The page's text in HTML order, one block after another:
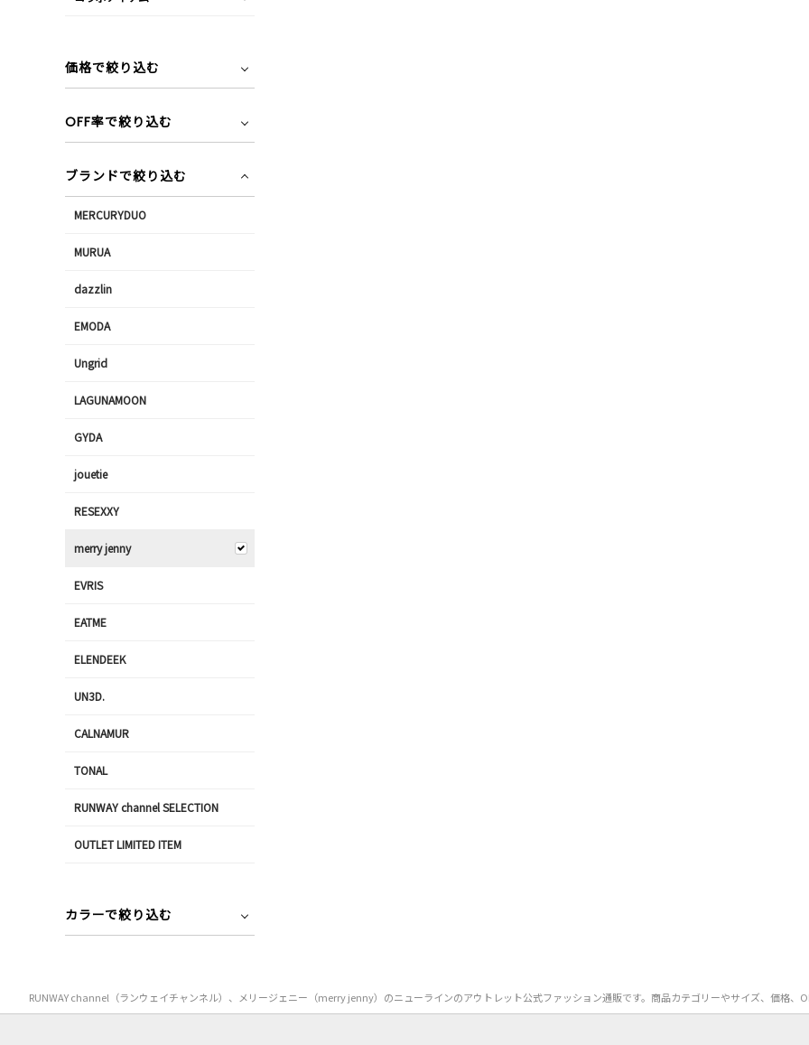
価格で絞り込む
OFF率で絞り込む
ブランドで絞り込む
MERCURYDUO
MURUA
dazzlin
EMODA
Ungrid
LAGUNAMOON
GYDA
jouetie
RESEXXY
merry jenny
EVRIS
EATME
ELENDEEK
UN3D.
CALNAMUR
TONAL
RUNWAY channel SELECTION
OUTLET LIMITED ITEM
カラーで絞り込む
RUNWAY channel（ランウェイチャンネル）、メリージェニー（merry jenny）のニューラインのアウトレット公式ファッション通販です。商品カテゴリーやサイズ、価格、